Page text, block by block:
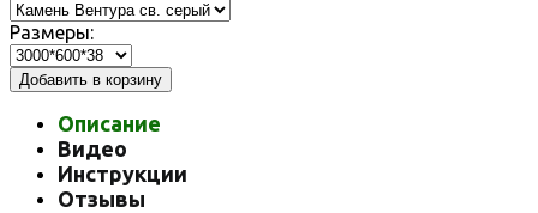
Размеры:
Добавить в корзину
Описание
Видео
Инструкции
Отзывы